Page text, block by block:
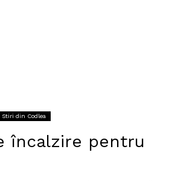
Stiri din Codlea
încalzire pentru